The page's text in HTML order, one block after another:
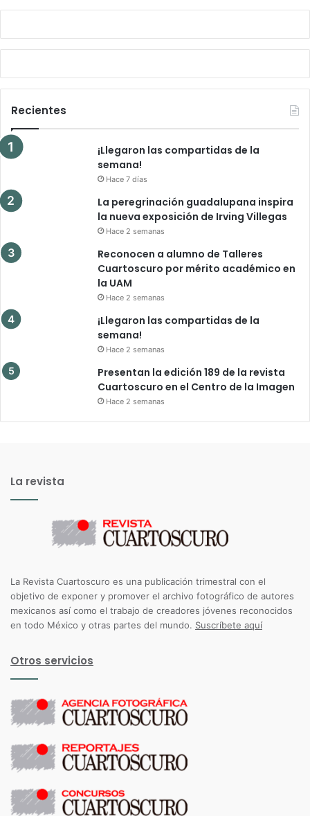
Recientes
¡Llegaron las compartidas de la
semana!
Hace 7 días
La peregrinación guadalupana inspira
la nueva exposición de Irving Villegas
Hace 2 semanas
Reconocen a alumno de Talleres
Cuartoscuro por mérito académico en
la UAM
Hace 2 semanas
¡Llegaron las compartidas de la
semana!
Hace 2 semanas
Presentan la edición 189 de la revista
Cuartoscuro en el Centro de la Imagen
Hace 2 semanas
La revista
La Revista Cuartoscuro es una publicación trimestral con el
objetivo de exponer y promover el archivo fotográfico de autores
mexicanos así como el trabajo de creadores jóvenes reconocidos
en todo México y otras partes del mundo. Suscríbete aquí
Otros servicios